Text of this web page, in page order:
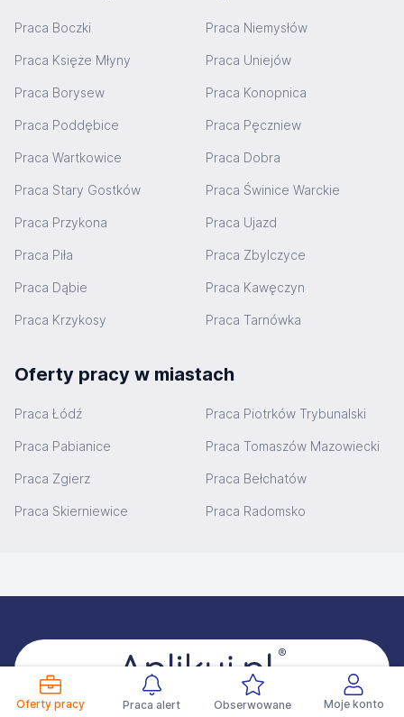
Oferty pracy Praca alert Obserwowane Moje konto
Praca Boczki Praca Niemysłów
Praca Księże Młyny Praca Uniejów
Praca Borysew Praca Konopnica
Praca Poddębice Praca Pęczniew
Praca Wartkowice Praca Dobra
Praca Stary Gostków Praca Świnice Warckie
Praca Przykona Praca Ujazd
Praca Piła Praca Zbylczyce
Praca Dąbie Praca Kawęczyn
Praca Krzykosy Praca Tarnówka
Oferty pracy w miastach
Praca Łódź Praca Piotrków Trybunalski
Praca Pabianice Praca Tomaszów Mazowiecki
Praca Zgierz Praca Bełchatów
Praca Skierniewice Praca Radomsko